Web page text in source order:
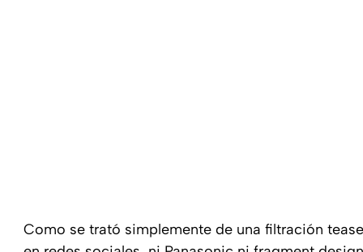
Como se trató simplemente de una filtración